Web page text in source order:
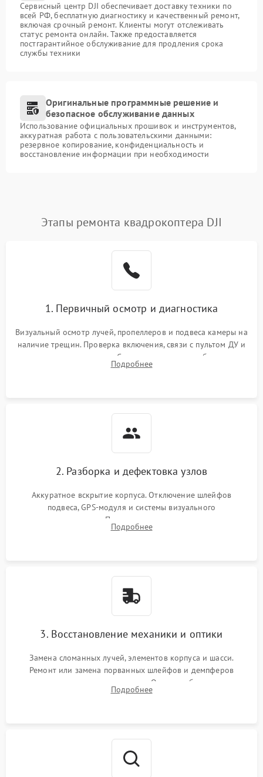
Сервисный центр DJI обеспечивает доставку техники по
всей РФ, бесплатную диагностику и качественный ремонт,
включая срочный ремонт. Клиенты могут отслеживать
статус ремонта онлайн. Также предоставляется
постгарантийное обслуживание для продления срока
службы техники
Оригинальные программные решение и
безопасное обслуживание данных
Использование официальных прошивок и инструментов,
аккуратная работа с пользовательскими данными:
резервное копирование, конфиденциальность и
восстановление информации при необходимости
Этапы ремонта квадрокоптера DJI
1. Первичный осмотр и диагностика
Визуальный осмотр лучей, пропеллеров и подвеса камеры на
наличие трещин. Проверка включения, связи с пультом ДУ и
передачи видеосигнала. Считывание логов ошибок через
полетное ПО для определения характера неисправности.
Подробнее
2. Разборка и дефектовка узлов
Аккуратное вскрытие корпуса. Отключение шлейфов
подвеса, GPS-модуля и системы визуального
позиционирования. Проверка полетного контроллера,
регуляторов оборотов (ESC) и бесколлекторных моторов на
Подробнее
3. Восстановление механики и оптики
Замена сломанных лучей, элементов корпуса и шасси.
Ремонт или замена порванных шлейфов и демпферов
трехосевого подвеса камеры. Очистка объектива,
восстановление механизма фокусировки. Установка новых
Подробнее